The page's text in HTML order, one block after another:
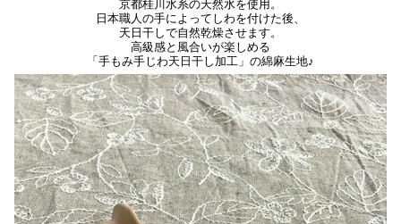
京都桂川水系の天然水を使用。
日本職人の手によってしわを付けた後、
天日干しで自然乾燥させます。
高級感と風合いが楽しめる
「手もみ手じわ天日干し加工」の綿麻生地♪